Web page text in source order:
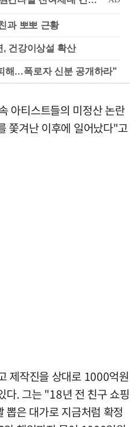
과 뽀뽀 근황
, 건강이상설 확산
해…폭로자 신분 공개하라"
아티스트들의 미정산 논란
쫓겨난 이후에 일어났다"고
제작진을 상대로 1000억원
다. 그는 "18년 전 친구 쇼핑
뽑은 대가로 지금처럼 확정